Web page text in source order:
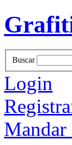
Buscar
Login